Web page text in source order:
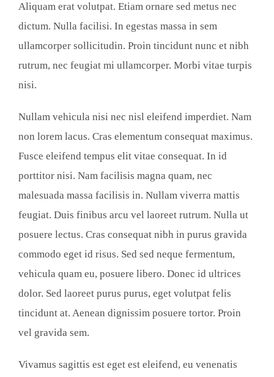
Aliquam erat volutpat. Etiam ornare sed metus nec
dictum. Nulla facilisi. In egestas massa in sem
ullamcorper sollicitudin. Proin tincidunt nunc et nibh
rutrum, nec feugiat mi ullamcorper. Morbi vitae turpis
nisi.
Nullam vehicula nisi nec nisl eleifend imperdiet. Nam
non lorem lacus. Cras elementum consequat maximus.
Fusce eleifend tempus elit vitae consequat. In id
porttitor nisi. Nam facilisis magna quam, nec
malesuada massa facilisis in. Nullam viverra mattis
feugiat. Duis finibus arcu vel laoreet rutrum. Nulla ut
posuere lectus. Cras consequat nibh in purus gravida
commodo eget id risus. Sed sed neque fermentum,
vehicula quam eu, posuere libero. Donec id ultrices
dolor. Sed laoreet purus purus, eget volutpat felis
tincidunt at. Aenean dignissim posuere tortor. Proin
vel gravida sem.
Vivamus sagittis est eget est eleifend, eu venenatis